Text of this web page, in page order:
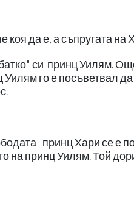
коя да е, а съпругата
си принц Уилям.
го е посъветвал
принц Хари се е
на принц Уилям. Той